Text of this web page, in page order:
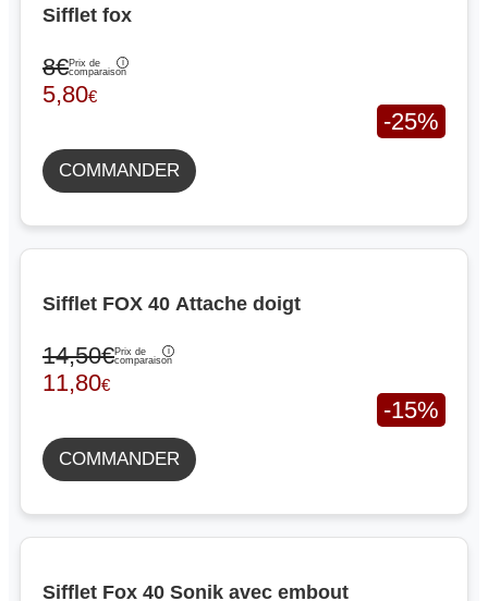
Sifflet fox
8€Prix de
comparaison
5,80€
-25%
COMMANDER
Sifflet FOX 40 Attache doigt
14,50€Prix de
comparaison
11,80€
-15%
COMMANDER
Sifflet Fox 40 Sonik avec embout